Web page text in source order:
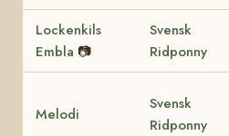
Lockenkils
Embla 📷
Svensk
Ridponny
Melodi
Svensk
Ridponny